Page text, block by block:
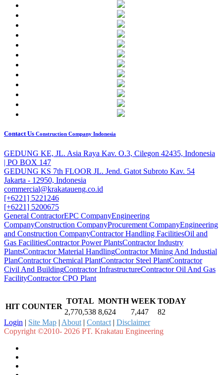
Contact Us Construction Company Indonesia
GEDUNG KE, JL. Asia Raya Kav. O.3, Cilegon 42435, Indonesia
| PO BOX 147
GEDUNG KS 7th FLOOR JL. Jend. Gatot Subroto Kav. 54
Jakarta - 12950, Indonesia
commercial@krakataueng.co.id
[+6221] 5221246
[+6221] 5200675
General ContractorEPC CompanyEngineering
CompanyConstruction CompanyProcurement CompanyEngineering
and Construction CompanyContractor Handling FacilitiesOil and
Gas FacilitiesContractor Power PlantsContractor Industry
PlantsContractor Material HandlingContractor Mining And Industial
PlanContractor Chemical PlantContractor Steel PlantContractor
Civil And BuildingContractor InfrastructureContractor Oil And Gas
FacilityContractor CPO Plant
HIT COUNTER
TOTAL MONTH WEEK TODAY
2,770,538 8,624 7,447
82
Login | Site Map | About | Contact | Disclaimer
Copyright ©2010- 2026 PT. Krakatau Engineering